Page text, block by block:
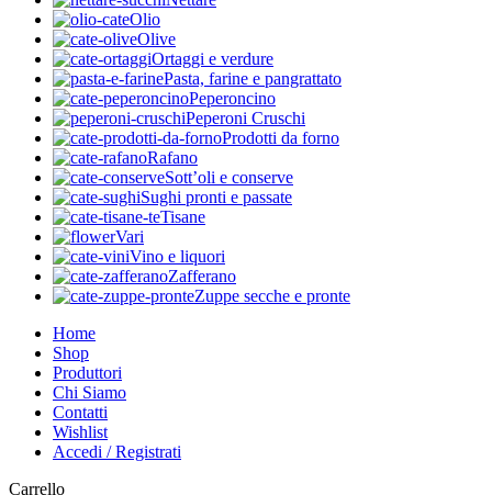
Olio
Olive
Ortaggi e verdure
Pasta, farine e pangrattato
Peperoncino
Peperoni Cruschi
Prodotti da forno
Rafano
Sott’oli e conserve
Sughi pronti e passate
Tisane
Vari
Vino e liquori
Zafferano
Zuppe secche e pronte
Home
Shop
Produttori
Chi Siamo
Contatti
Wishlist
Accedi / Registrati
Carrello